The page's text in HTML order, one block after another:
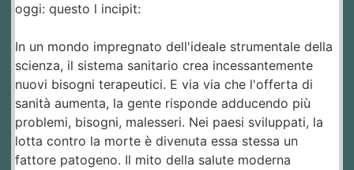
oggi: questo l incipit:
In un mondo impregnato dell'ideale strumentale della
scienza, il sistema sanitario crea incessantemente
nuovi bisogni terapeutici. E via via che l'offerta di
sanità aumenta, la gente risponde adducendo più
problemi, bisogni, malesseri. Nei paesi sviluppati, la
lotta contro la morte è divenuta essa stessa un
fattore patogeno. Il mito della salute moderna